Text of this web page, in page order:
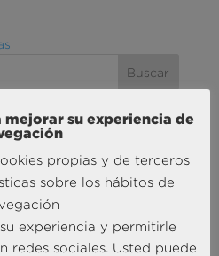
ACTUALIDAD
mejorar su experiencia de
propias y de terceros
sobre los hábitos de
experiencia y permitirle
redes sociales. Usted puede